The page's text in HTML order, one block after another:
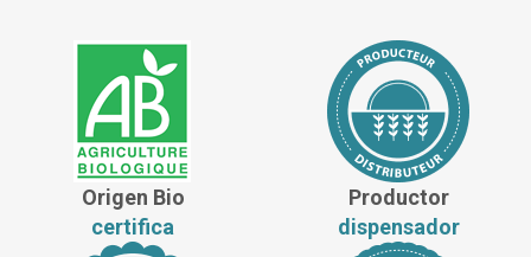
Origen Bio
certifica
Productor
dispensador